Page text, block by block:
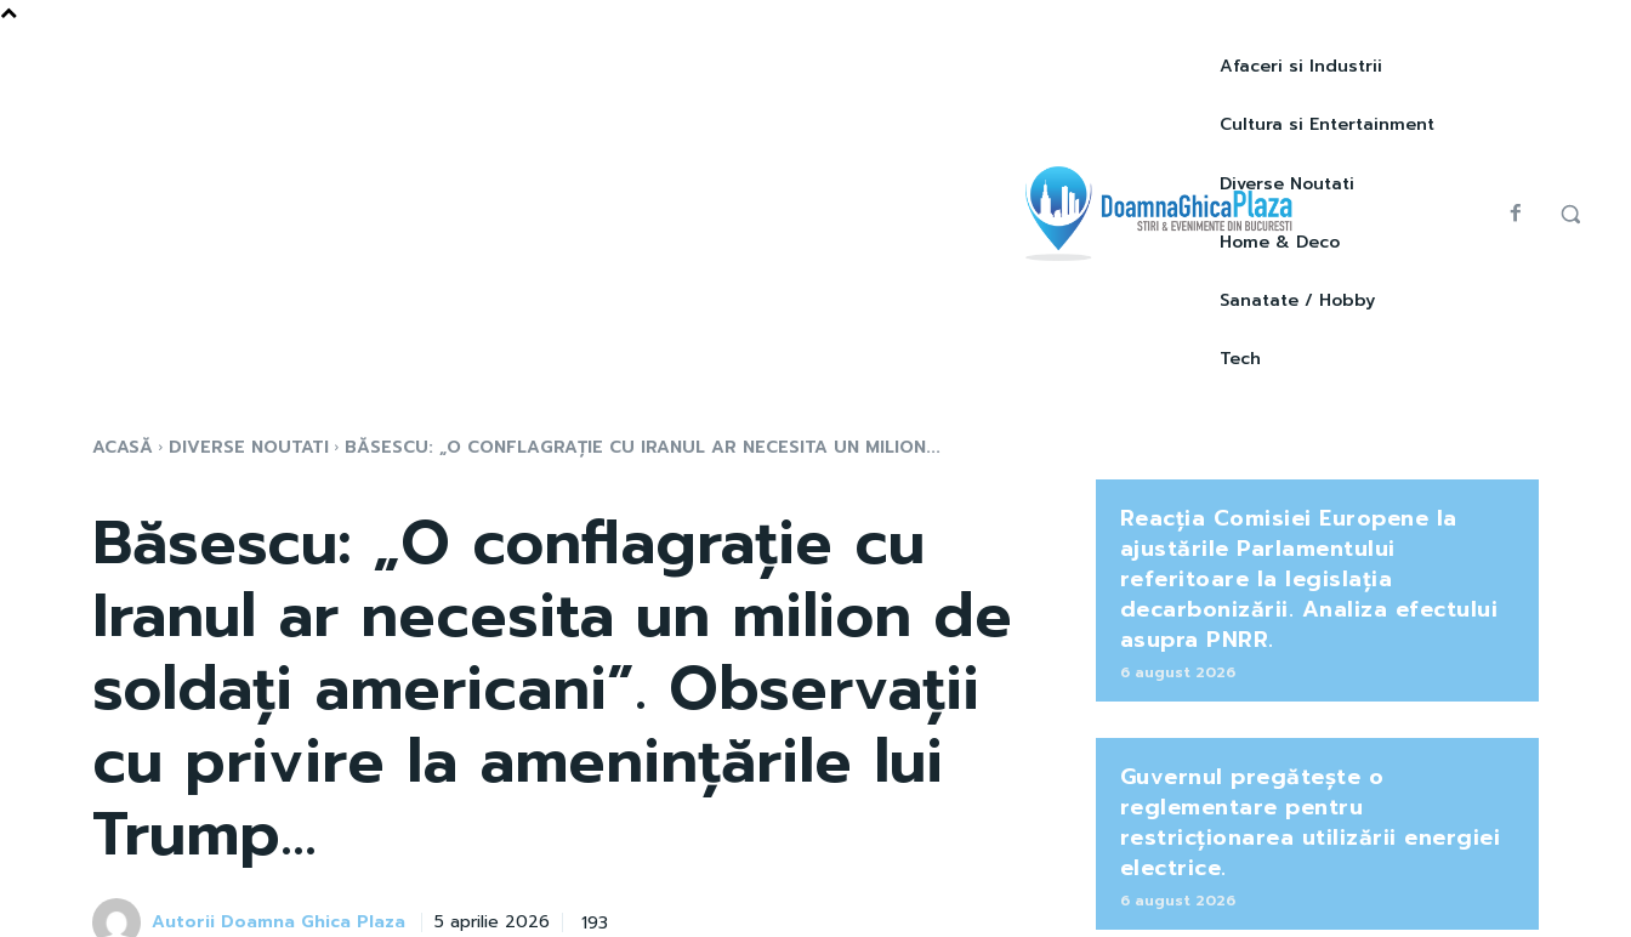
Afaceri si Industrii
Cultura si Entertainment
Diverse Noutati
Home & Deco
Sanatate / Hobby
Tech
ACASĂ DIVERSE NOUTATI BĂSESCU: „O CONFLAGRAȚIE CU IRANUL AR NECESITA UN MILION...
Băsescu: „O conflagrație cu
Iranul ar necesita un milion de
soldați americani”. Observații
cu privire la amenințările lui
Trump…
Autorii Doamna Ghica Plaza 5 aprilie 2026 193
Reacția Comisiei Europene la
ajustările Parlamentului
referitoare la legislația
decarbonizării. Analiza efectului
asupra PNRR.
6 august 2026
Guvernul pregătește o
reglementare pentru
restricționarea utilizării energiei
electrice.
6 august 2026